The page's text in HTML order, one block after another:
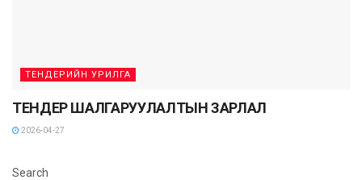
ТЕНДЕРИЙН УРИЛГА
ТЕНДЕР ШАЛГАРУУЛАЛТЫН ЗАРЛАЛ
2026-04-27
Search